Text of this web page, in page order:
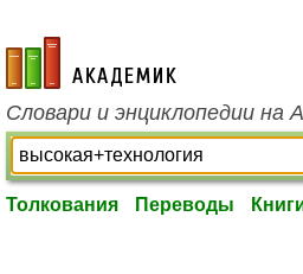
academic.ru
Словари и энциклопедии на
Толкования Переводы